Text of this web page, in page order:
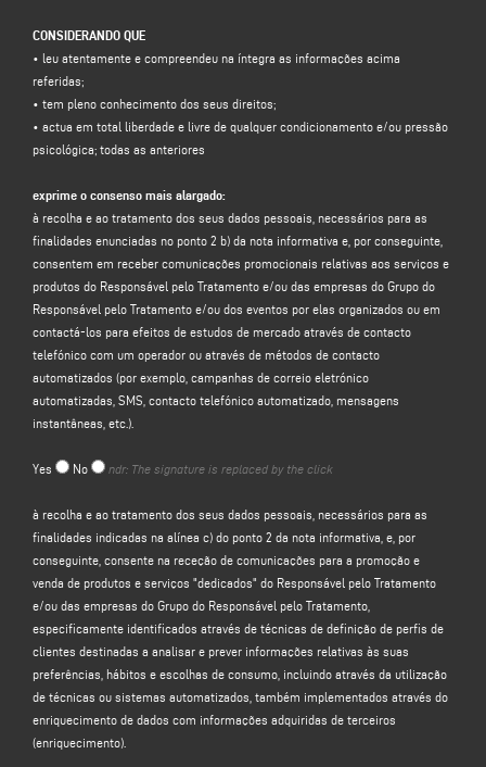
1. RESPONSÁVEL PELO TRATAMENTO DE DADOS E RESPONSÁVEL PELA
PROTEÇÃO DE DADOS
Responsável pelo tratamento dos dados: Keraglass S.r.l., na pessoa do seu
representante legal pro tempore, com sede social em Via Sassogattone, 13/A
42031 Baiso (RE) - Itália, e-mailinfo@keraglass.com, C.F. / p. IVA 02611750353.
Responsável pela proteção de dados (RPD): Dr. Donato Eugenio Caccavella,
2. DADOS PESSOAIS TRATADOS, FINALIDADE DO TRATAMENTO E BASE
JURÍDICA
O Responsável pelo Tratamento tratará os seus dados pessoais de
identificação e de contacto (tais como: nome, apelido, nome da empresa,
endereço, cidade, código postal, província, estado, endereço de correio
eletrónico, número de telefone) diretamente fornecidos por si ao preencher o
formulário de recolha de dados na secção "CONTACTOS"no sítio Web do
Responsável pelo Tratamento (www. keraglass.com, o "Sítio").
O Responsável pelo Tratamento pretende tratar os seus dados pessoais para
deste formulário, por exemplo, para obter informações sobre produtos ou
serviços oferecidos (incluindo o envio de convites gratuitos e material
informativo da empresa) e para obter um orçamento, etc.; a base jurídica para
esta finalidade é o interesse legítimo do Responsável pelo Tratamento, na
aceção do artigo 6.º, n.º 1, alínea f), do GDPR, a ser identificado na expetativa
razoável de que espera que os seus dados pessoais sejam tratados pelo
Responsável pelo Tratamento para responder ao seu pedido de contacto;
b)paralhe enviar comunicações promocionais relativas aos serviços e
produtos do Responsável pelo Tratamento e/ou das empresas do Grupo
Responsável pelo Tratamento e/ou de eventos por elas organizados ou para o
CONSIDERANDO QUE
• leu atentamente e compreendeu na íntegra as informações acima
referidas;
• tem pleno conhecimento dos seus direitos;
• actua em total liberdade e livre de qualquer condicionamento e/ou pressão
psicológica; todas as anteriores
exprime o consenso mais alargado:
à recolha e ao tratamento dos seus dados pessoais, necessários para as
finalidades enunciadas no ponto 2 b) da nota informativa e, por conseguinte,
consentem em receber comunicações promocionais relativas aos serviços e
produtos do Responsável pelo Tratamento e/ou das empresas do Grupo do
Responsável pelo Tratamento e/ou dos eventos por elas organizados ou em
contactá-los para efeitos de estudos de mercado através de contacto
telefónico com um operador ou através de métodos de contacto
automatizados (por exemplo, campanhas de correio eletrónico
automatizadas, SMS, contacto telefónico automatizado, mensagens
instantâneas, etc.).
Yes No ndr: The signature is replaced by the click
à recolha e ao tratamento dos seus dados pessoais, necessários para as
finalidades indicadas na alínea c) do ponto 2 da nota informativa, e, por
conseguinte, consente na receção de comunicações para a promoção e
venda de produtos e serviços "dedicados" do Responsável pelo Tratamento
e/ou das empresas do Grupo do Responsável pelo Tratamento,
especificamente identificados através de técnicas de definição de perfis de
clientes destinadas a analisar e prever informações relativas às suas
preferências, hábitos e escolhas de consumo, incluindo através da utilização
de técnicas ou sistemas automatizados, também implementados através do
enriquecimento de dados com informações adquiridas de terceiros
(enriquecimento).